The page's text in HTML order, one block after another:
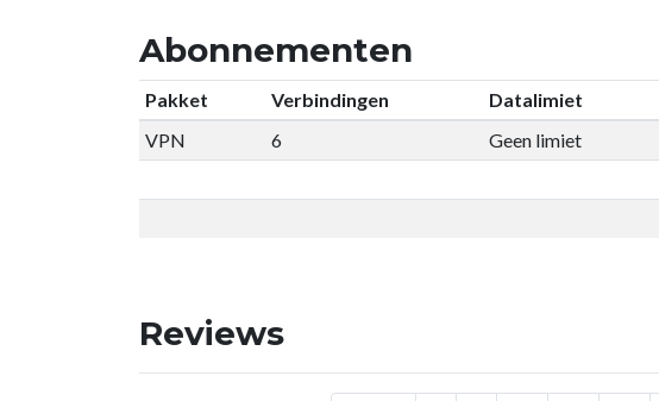
Abonnementen
Pakket Verbindingen Datalimiet
VPN
6 Geen limiet
Reviews